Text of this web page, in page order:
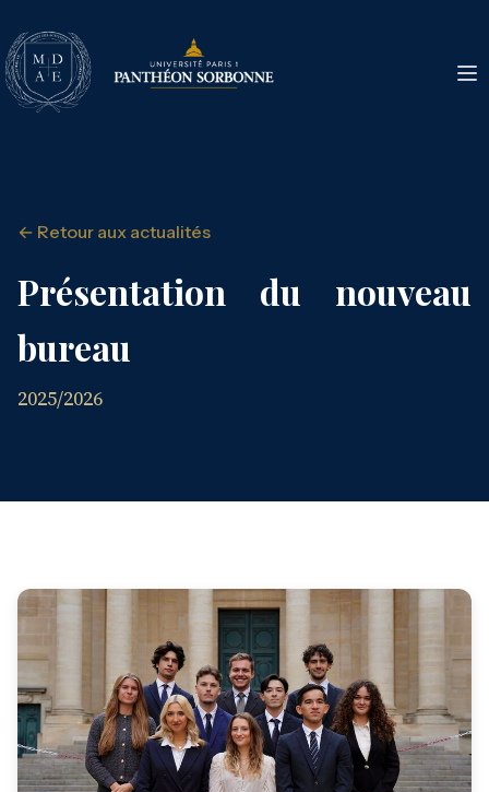
← Retour aux actualités
Présentation du nouveau
bureau
2025/2026